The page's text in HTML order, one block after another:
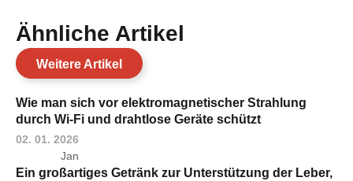
Ähnliche Artikel
Weitere Artikel
Wie man sich vor elektromagnetischer Strahlung
durch Wi-Fi und drahtlose Geräte schützt
02. 01. 2026
Jan
Ein großartiges Getränk zur Unterstützung der Leber,